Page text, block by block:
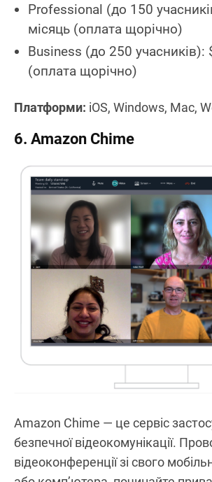
Professional (до 150
місяць (оплата щорічно)
Business (до 250 учасників):
(оплата щорічно)
Платформи: iOS, Windows, Mac,
6. Amazon Chime
Amazon Chime — це сервіс
безпечної відеокомунікації.
відеоконференції зі свого